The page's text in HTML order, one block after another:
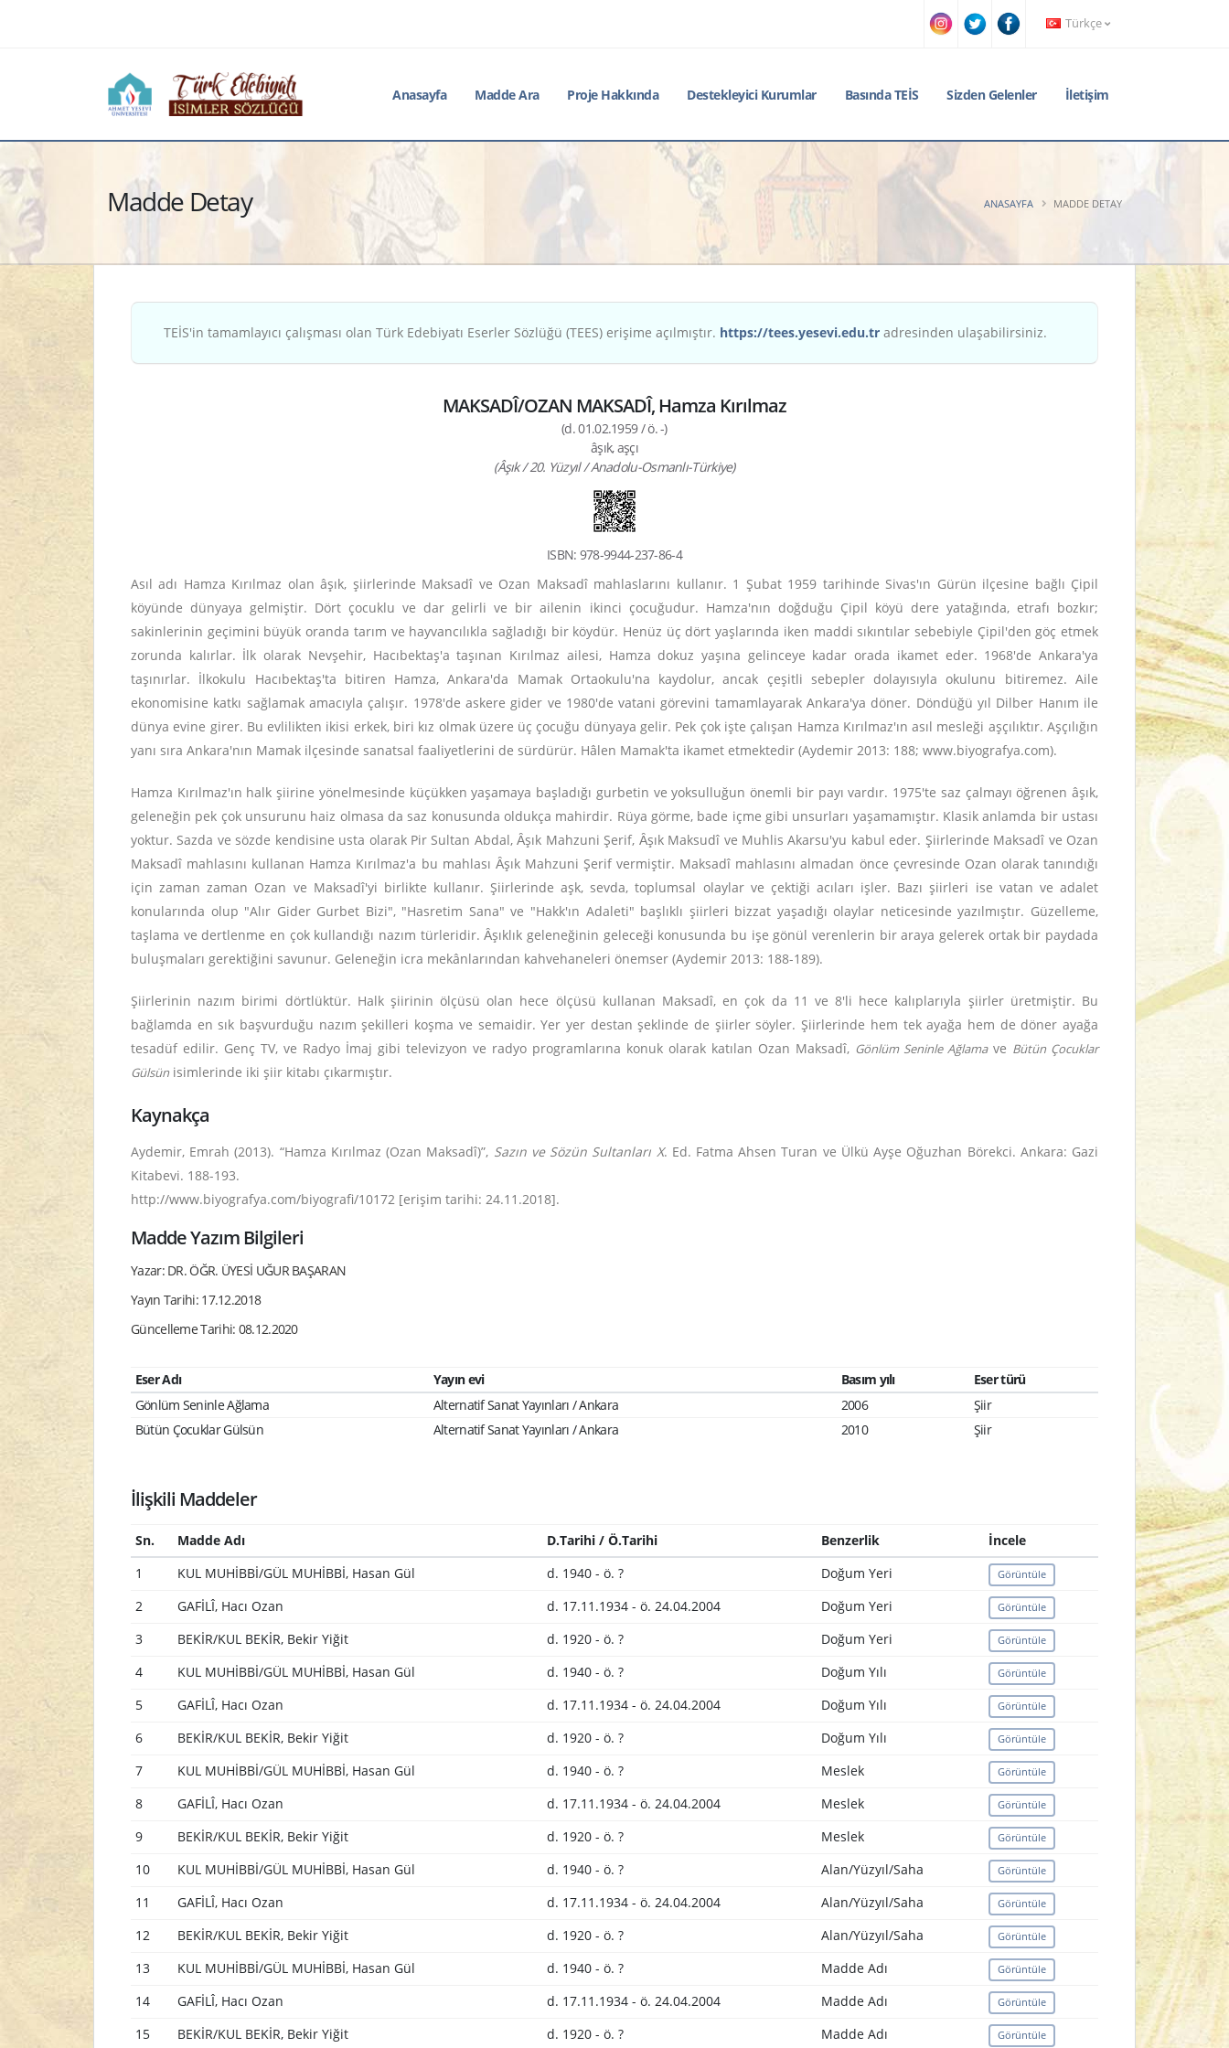
Türkçe
Anasayfa Madde Ara Proje Hakkında Destekleyici Kurumlar Basında TEİS Sizden Gelenler İletişim
Madde Detay ANASAYFA MADDE DETAY
TEİS'in tamamlayıcı çalışması olan Türk Edebiyatı Eserler Sözlüğü (TEES) erişime açılmıştır. https://tees.yesevi.edu.tr adresinden ulaşabilirsiniz.
MAKSADÎ/OZAN MAKSADÎ, Hamza Kırılmaz
(d. 01.02.1959 / ö. -)
âşık, aşçı
(Âşık / 20. Yüzyıl / Anadolu-Osmanlı-Türkiye)
ISBN: 978-9944-237-86-4
Asıl adı Hamza Kırılmaz olan âşık, şiirlerinde Maksadî ve Ozan Maksadî mahlaslarını kullanır. 1 Şubat 1959 tarihinde Sivas'ın Gürün ilçesine bağlı Çipil
köyünde dünyaya gelmiştir. Dört çocuklu ve dar gelirli ve bir ailenin ikinci çocuğudur. Hamza'nın doğduğu Çipil köyü dere yatağında, etrafı bozkır;
sakinlerinin geçimini büyük oranda tarım ve hayvancılıkla sağladığı bir köydür. Henüz üç dört yaşlarında iken maddi sıkıntılar sebebiyle Çipil'den göç etmek
zorunda kalırlar. İlk olarak Nevşehir, Hacıbektaş'a taşınan Kırılmaz ailesi, Hamza dokuz yaşına gelinceye kadar orada ikamet eder. 1968'de Ankara'ya
taşınırlar. İlkokulu Hacıbektaş'ta bitiren Hamza, Ankara'da Mamak Ortaokulu'na kaydolur, ancak çeşitli sebepler dolayısıyla okulunu bitiremez. Aile
ekonomisine katkı sağlamak amacıyla çalışır. 1978'de askere gider ve 1980'de vatani görevini tamamlayarak Ankara'ya döner. Döndüğü yıl Dilber Hanım ile
dünya evine girer. Bu evlilikten ikisi erkek, biri kız olmak üzere üç çocuğu dünyaya gelir. Pek çok işte çalışan Hamza Kırılmaz'ın asıl mesleği aşçılıktır. Aşçılığın
yanı sıra Ankara'nın Mamak ilçesinde sanatsal faaliyetlerini de sürdürür. Hâlen Mamak'ta ikamet etmektedir (Aydemir 2013: 188; www.biyografya.com).
Hamza Kırılmaz'ın halk şiirine yönelmesinde küçükken yaşamaya başladığı gurbetin ve yoksulluğun önemli bir payı vardır. 1975'te saz çalmayı öğrenen âşık,
geleneğin pek çok unsurunu haiz olmasa da saz konusunda oldukça mahirdir. Rüya görme, bade içme gibi unsurları yaşamamıştır. Klasik anlamda bir ustası
yoktur. Sazda ve sözde kendisine usta olarak Pir Sultan Abdal, Ȃşık Mahzuni Şerif, Ȃşık Maksudî ve Muhlis Akarsu'yu kabul eder. Şiirlerinde Maksadî ve Ozan
Maksadî mahlasını kullanan Hamza Kırılmaz'a bu mahlası Ȃşık Mahzuni Şerif vermiştir. Maksadî mahlasını almadan önce çevresinde Ozan olarak tanındığı
için zaman zaman Ozan ve Maksadî'yi birlikte kullanır. Şiirlerinde aşk, sevda, toplumsal olaylar ve çektiği acıları işler. Bazı şiirleri ise vatan ve adalet
konularında olup "Alır Gider Gurbet Bizi", "Hasretim Sana" ve "Hakk'ın Adaleti" başlıklı şiirleri bizzat yaşadığı olaylar neticesinde yazılmıştır. Güzelleme,
taşlama ve dertlenme en çok kullandığı nazım türleridir. Ȃşıklık geleneğinin geleceği konusunda bu işe gönül verenlerin bir araya gelerek ortak bir paydada
buluşmaları gerektiğini savunur. Geleneğin icra mekânlarından kahvehaneleri önemser (Aydemir 2013: 188-189).
Şiirlerinin nazım birimi dörtlüktür. Halk şiirinin ölçüsü olan hece ölçüsü kullanan Maksadî, en çok da 11 ve 8'li hece kalıplarıyla şiirler üretmiştir. Bu
bağlamda en sık başvurduğu nazım şekilleri koşma ve semaidir. Yer yer destan şeklinde de şiirler söyler. Şiirlerinde hem tek ayağa hem de döner ayağa
tesadüf edilir. Genç TV, ve Radyo İmaj gibi televizyon ve radyo programlarına konuk olarak katılan Ozan Maksadî, Gönlüm Seninle Ağlamave Bütün Çocuklar
Gülsün isimlerinde iki şiir kitabı çıkarmıştır.
Kaynakça
Aydemir, Emrah (2013). “Hamza Kırılmaz (Ozan Maksadî)”, Sazın ve Sözün Sultanları X. Ed. Fatma Ahsen Turan ve Ülkü Ayşe Oğuzhan Börekci. Ankara: Gazi
Kitabevi. 188-193.
http://www.biyografya.com/biyografi/10172 [erişim tarihi: 24.11.2018].
Madde Yazım Bilgileri
Yazar: DR. ÖĞR. ÜYESİ UĞUR BAŞARAN
Yayın Tarihi: 17.12.2018
Güncelleme Tarihi: 08.12.2020
Eser Adı Yayın evi Basım yılı
Eser türü
Gönlüm Seninle Ağlama
Alternatif Sanat Yayınları / Ankara 2006
Şiir
Bütün Çocuklar Gülsün
Alternatif Sanat Yayınları / Ankara 2010 Şiir
İlişkili Maddeler
Sn. Madde Adı D.Tarihi / Ö.Tarihi Benzerlik
İncele
1
KUL MUHİBBİ/GÜL MUHİBBİ, Hasan Gül d. 1940 - ö. ? Doğum Yeri Görüntüle
2 GAFİLÎ, Hacı Ozan d. 17.11.1934 - ö. 24.04.2004 Doğum Yeri Görüntüle
3 BEKİR/KUL BEKİR, Bekir Yiğit d. 1920 - ö. ? Doğum Yeri Görüntüle
4 KUL MUHİBBİ/GÜL MUHİBBİ, Hasan Gül d. 1940 - ö. ? Doğum Yılı Görüntüle
5 GAFİLÎ, Hacı Ozan d. 17.11.1934 - ö. 24.04.2004 Doğum Yılı Görüntüle
6 BEKİR/KUL BEKİR, Bekir Yiğit d. 1920 - ö. ? Doğum Yılı Görüntüle
7 KUL MUHİBBİ/GÜL MUHİBBİ, Hasan Gül d. 1940 - ö. ? Meslek Görüntüle
8 GAFİLÎ, Hacı Ozan d. 17.11.1934 - ö. 24.04.2004 Meslek Görüntüle
9 BEKİR/KUL BEKİR, Bekir Yiğit d. 1920 - ö. ? Meslek Görüntüle
10 KUL MUHİBBİ/GÜL MUHİBBİ, Hasan Gül d. 1940 - ö. ? Alan/Yüzyıl/Saha Görüntüle
11 GAFİLÎ, Hacı Ozan d. 17.11.1934 - ö. 24.04.2004 Alan/Yüzyıl/Saha Görüntüle
12 BEKİR/KUL BEKİR, Bekir Yiğit d. 1920 - ö. ? Alan/Yüzyıl/Saha Görüntüle
13 KUL MUHİBBİ/GÜL MUHİBBİ, Hasan Gül d. 1940 - ö. ? Madde Adı Görüntüle
14 GAFİLÎ, Hacı Ozan d. 17.11.1934 - ö. 24.04.2004 Madde Adı Görüntüle
15 BEKİR/KUL BEKİR, Bekir Yiğit d. 1920 - ö. ? Madde Adı Görüntüle